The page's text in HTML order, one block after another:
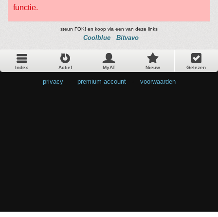
functie.
steun FOK! en koop via een van deze links
Coolblue Bitvavo
Index Actief MyAT Nieuw Gelezen
privacy premium account voorwaarden